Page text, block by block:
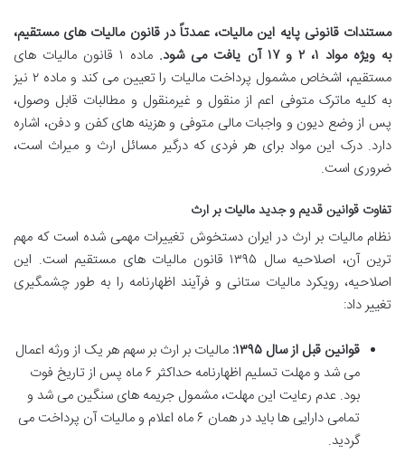
مستندات قانونی پایه این مالیات، عمدتاً در قانون مالیات های مستقیم،
به ویژه مواد ۱، ۲ و ۱۷ آن یافت می شود.
ماده ۱ قانون مالیات های
مستقیم، اشخاص مشمول پرداخت مالیات را تعیین می کند و ماده ۲ نیز
به کلیه ماترک متوفی اعم از منقول و غیرمنقول و مطالبات قابل وصول،
پس از وضع دیون و واجبات مالی متوفی و هزینه های کفن و دفن، اشاره
دارد. درک این مواد برای هر فردی که درگیر مسائل ارث و میراث است،
ضروری است.
تفاوت قوانین قدیم و جدید مالیات بر ارث
نظام مالیات بر ارث در ایران دستخوش تغییرات مهمی شده است که مهم
ترین آن، اصلاحیه سال ۱۳۹۵ قانون مالیات های مستقیم است. این
اصلاحیه، رویکرد مالیات ستانی و فرآیند اظهارنامه را به طور چشمگیری
تغییر داد:
قوانین قبل از سال ۱۳۹۵:
مالیات بر ارث بر سهم هر یک از ورثه اعمال
می شد و مهلت تسلیم اظهارنامه حداکثر ۶ ماه پس از تاریخ فوت
بود. عدم رعایت این مهلت، مشمول جریمه های سنگین می شد و
تمامی دارایی ها باید در همان ۶ ماه اعلام و مالیات آن پرداخت می
گردید.